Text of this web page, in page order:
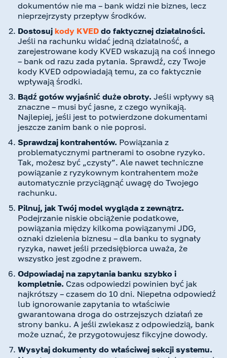
dokumentów nie ma – bank widzi nie biznes, lecz
nieprzejrzysty przepływ środków.
Dostosuj kody KVED do faktycznej działalności.
Jeśli na rachunku widać jedną działalność, a
zarejestrowane kody KVED wskazują na coś innego
– bank od razu zada pytania. Sprawdź, czy Twoje
kody KVED odpowiadają temu, za co faktycznie
wpływają środki.
Bądź gotów wyjaśnić duże obroty. Jeśli wpływy są
znaczne – musi być jasne, z czego wynikają.
Najlepiej, jeśli jest to potwierdzone dokumentami
jeszcze zanim bank o nie poprosi.
Sprawdzaj kontrahentów. Powiązania z
problematycznymi partnerami to osobne ryzyko.
Tak, możesz być „czysty”. Ale nawet techniczne
powiązanie z ryzykownym kontrahentem może
automatycznie przyciągnąć uwagę do Twojego
rachunku.
Pilnuj, jak Twój model wygląda z zewnątrz.
Podejrzanie niskie obciążenie podatkowe,
powiązania między kilkoma powiązanymi JDG,
oznaki dzielenia biznesu – dla banku to sygnały
ryzyka, nawet jeśli przedsiębiorca uważa, że
wszystko jest zgodne z prawem.
Odpowiadaj na zapytania banku szybko i
kompletnie. Czas odpowiedzi powinien być jak
najkrótszy – czasem do 10 dni. Niepełna odpowiedź
lub ignorowanie zapytania to właściwie
gwarantowana droga do ostrzejszych działań ze
strony banku. A jeśli zwlekasz z odpowiedzią, bank
może uznać, że przygotowujesz fikcyjne dowody.
Wysyłaj dokumenty do właściwej sekcji systemu.